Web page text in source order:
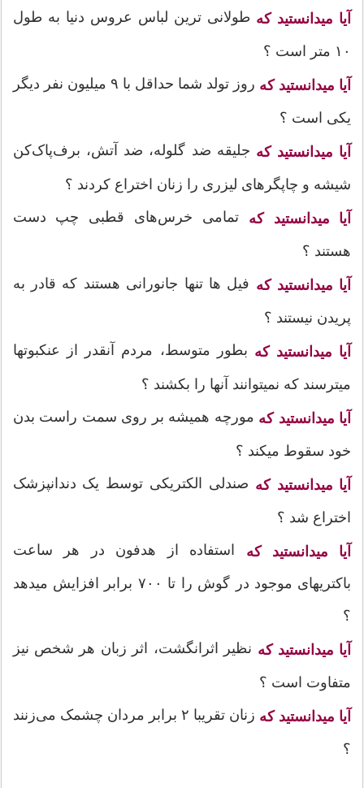
آیا میدانستید که طولانی ترین لباس عروس دنیا به طول
۱۰ متر است ؟
آیا میدانستید که روز تولد شما حداقل با ۹ میلیون نفر دیگر
یکی است ؟
آیا میدانستید که جلیقه ضد گلوله، ضد آتش، برف‌پاک‌کن
شیشه و چاپگرهای لیزری را زنان اختراع کردند ؟
آیا میدانستید که تمامی خرس‌های قطبی چپ ‌دست
هستند ؟
آیا میدانستید که فیل ها تنها جانورانی هستند که قادر به
پریدن نیستند ؟
آیا میدانستید که بطور متوسط، مردم آنقدر از عنکبوتها
میترسند که نمیتوانند آنها را بکشند ؟
آیا میدانستید که مورچه همیشه بر روی سمت راست بدن
خود سقوط میکند ؟
آیا میدانستید که صندلی الکتریکی توسط یک دندانپزشک
اختراع شد ؟
آیا میدانستید که استفاده از هدفون در هر ساعت
باکتریهای موجود در گوش را تا ۷۰۰ برابر افزایش میدهد
؟
آیا میدانستید که نظیر اثرانگشت، اثر زبان هر شخص نیز
متفاوت است ؟
آیا میدانستید که زنان تقریبا ۲ برابر مردان چشمک می‌زنند
؟